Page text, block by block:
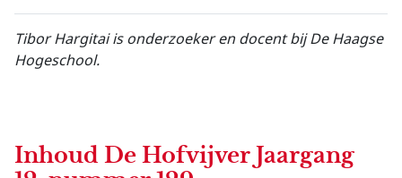
Tibor Hargitai is onderzoeker en docent bij De Haagse
Hogeschool.
Inhoud De Hofvijver Jaargang